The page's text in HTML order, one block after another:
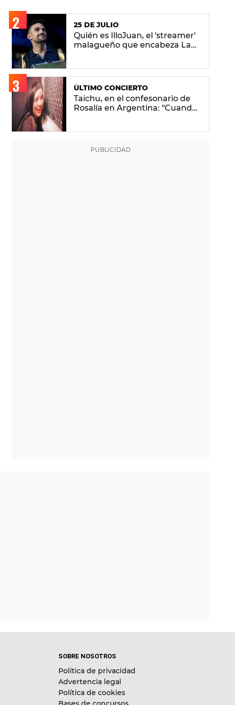
25 DE JULIO
Quién es IlloJuan, el 'streamer'
malagueño que encabeza La
ÚLTIMO CONCIERTO
Taichu, en el confesonario de
Rosalía en Argentina: "Cuando
SOBRE NOSOTROS
Política de privacidad
Advertencia legal
Política de cookies